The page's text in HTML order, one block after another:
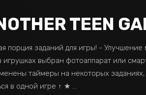
TEEN
порция заданий для игры! -
игрушках выбран фотоаппарат или
таймеры на некоторых
в одной игре ↑ ★